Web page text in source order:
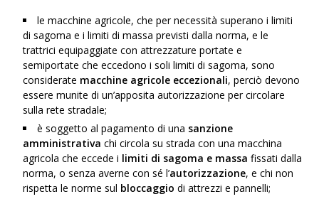
le macchine agricole, che per necessità superano ilimiti
di sagoma e ilimiti di massa previsti dalla norma, e le
trattriciequipaggiate con attrezzature portate e
semiportate che eccedono i solilimiti di sagoma, sono
considerate macchine agricole eccezionali, perciò devono
essere munite di un’appositaautorizzazione per circolare
sulla rete stradale;
è soggetto al pagamento di una sanzione
amministrativa chicircola su strada con una macchina
agricola che eccede i limiti di sagoma e massa fissati dalla
norma, o senza averne con sé l’autorizzazione, e chi non
rispetta le norme sul bloccaggio di attrezzi e pannelli;